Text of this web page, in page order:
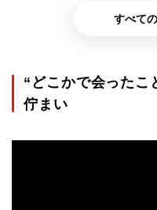
すべて
“どこかで会ったこ
佇まい